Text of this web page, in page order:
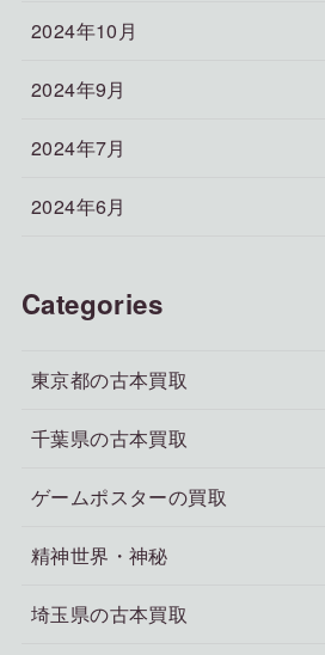
2024年10月
2024年9月
2024年7月
2024年6月
Categories
東京都の古本買取
千葉県の古本買取
ゲームポスターの買取
精神世界・神秘
埼玉県の古本買取